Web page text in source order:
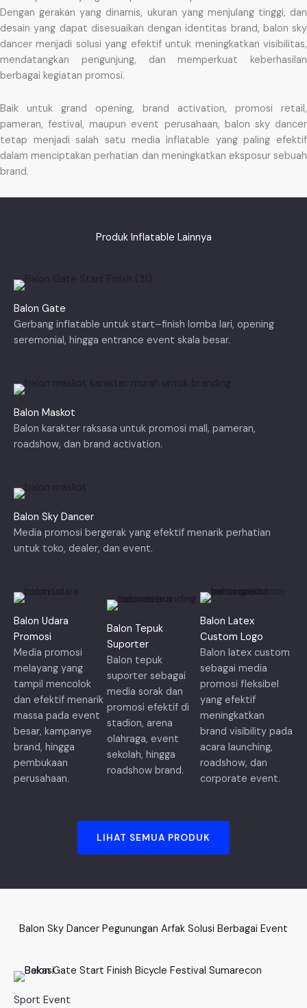
Dengan gerakan yang dinamis, ukuran yang menjulang tinggi, dan
desain yang dapat disesuaikan dengan identitas brand, balon sky
dancer menjadi solusi yang efektif untuk meningkatkan visibilitas,
mendatangkan pengunjung, dan memperkuat keberhasilan
berbagai kegiatan promosi.
Baik untuk grand opening, brand activation, promosi retail,
pameran, festival, maupun event perusahaan, balon sky dancer
tetap menjadi salah satu media inflatable yang paling efektif
dalam menciptakan perhatian dan meningkatkan eksposur sebuah
brand.
Produk Inflatable Lainnya
Balon Gate
Gerbang inflatable untuk start–finish lomba lari, opening
seremonial, hingga entrance event skala besar.
Balon Maskot
Balon karakter raksasa untuk promosi mall, pameran,
roadshow, dan brand activation.
Balon Sky Dancer
Media promosi bergerak yang efektif menarik perhatian
untuk toko, dealer, dan event.
Balon Udara
Promosi
Media promosi
melayang yang
tampil mencolok
dan efektif menarik
massa pada event
besar, kampanye
brand, hingga
pembukaan
perusahaan.
Balon Tepuk
Suporter
Balon tepuk
suporter sebagai
media sorak dan
promosi efektif di
stadion, arena
olahraga, event
sekolah, hingga
roadshow brand.
Balon Latex
Custom Logo
Balon latex custom
sebagai media
promosi fleksibel
yang efektif
meningkatkan
brand visibility pada
acara launching,
roadshow, dan
corporate event.
LIHAT SEMUA PRODUK
Balon Sky Dancer Pegunungan Arfak Solusi Berbagai Event
Sport Event